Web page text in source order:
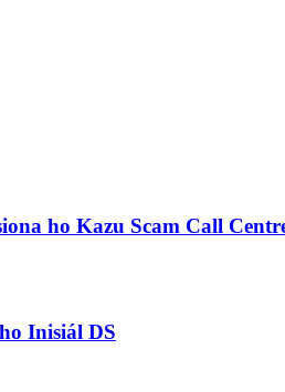
ho Kazu Scam Call
Inisiál DS